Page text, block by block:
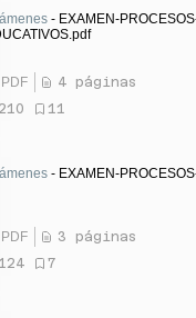
- EXAMEN-
PDF
4 páginas
210
11
- EXAMEN-
PDF
3 páginas
124
7